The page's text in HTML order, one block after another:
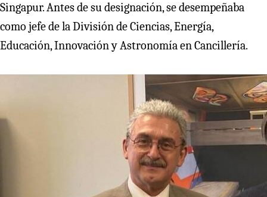
Singapur. Antes de su designación, se desempeñaba
como jefe de la División de Ciencias, Energía,
Educación, Innovación y Astronomía en Cancillería.